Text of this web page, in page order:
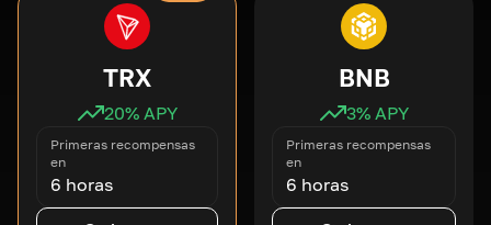
TRX
20% APY
Primeras recompensas
en
6 horas
BNB
3% APY
Primeras recompensas
en
6 horas